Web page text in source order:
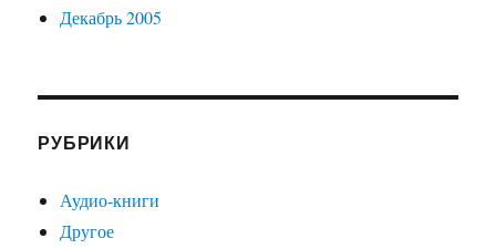
Декабрь 2005
РУБРИКИ
Аудио-книги
Другое